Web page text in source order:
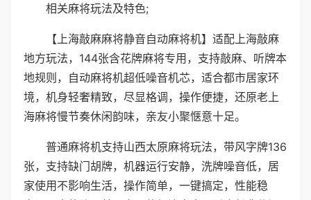
相关麻将玩法及特色;
【上海敲麻麻将静音自动麻将机】适配上海敲麻
地方玩法，144张含花牌麻将专用，支持敲麻、听牌本
地规则，自动麻将机超低噪音机芯，适合都市居家环
境，机身轻奢精致，尽显格调，操作便捷，还原老上
海麻将慢节奏休闲韵味，亲友小聚惬意十足。
普通麻将机支持山西太原麻将玩法，带风字牌136
张，支持缺门胡牌，机器运行安静，洗牌噪音低，居
家使用不影响生活，操作简单，一键搞定，性能稳